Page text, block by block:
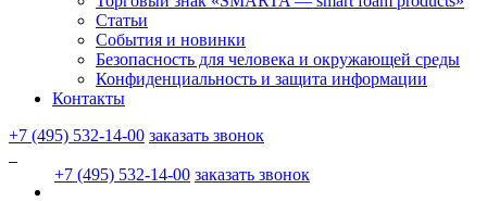
Статьи
События и новинки
Безопасность для человека и окружающей среды
Конфиденциальность и защита информации
Контакты
+7 (495) 532-14-00 заказать звонок
+7 (495) 532-14-00 заказать звонок